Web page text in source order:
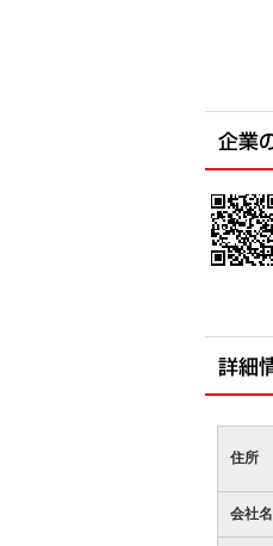
住所
会社名